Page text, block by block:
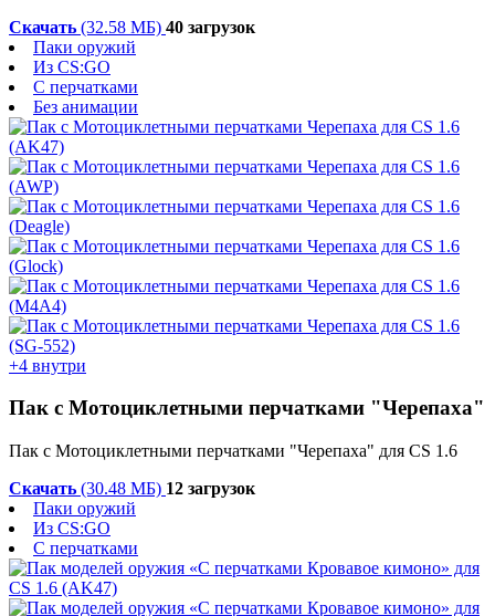
Скачать (32.58 МБ) 40 загрузок
Паки оружий
Из CS:GO
С перчатками
Без анимации
+4 внутри
Пак с Мотоциклетными перчатками "Черепаха"
Пак с Мотоциклетными перчатками "Черепаха" для CS 1.6
Скачать (30.48 МБ) 12 загрузок
Паки оружий
Из CS:GO
С перчатками